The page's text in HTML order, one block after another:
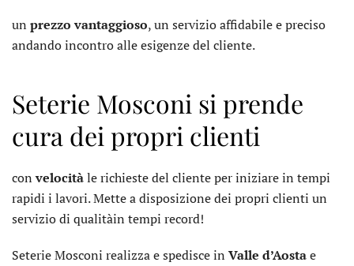
un prezzo vantaggioso, un servizio affidabile e preciso
andando incontro alle esigenze del cliente.
Seterie Mosconi si prende
cura dei propri clienti
convelocitàle richieste del cliente per iniziare in tempi
rapidi i lavori. Mette a disposizione dei propri clienti un
servizio di qualitàin tempi record!
Seterie Mosconi realizza e spedisce in Valle d’Aostae